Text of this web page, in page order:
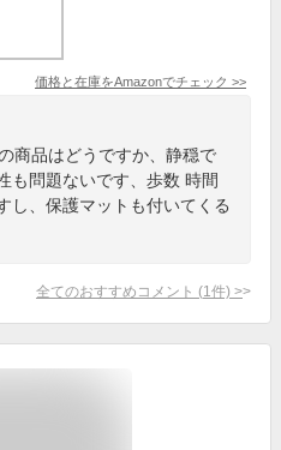
価格と在庫をAmazonでチェック >>
商品はどうですか、静穏で
も問題ないです、歩数 時間
し、保護マットも付いてくる
全てのおすすめコメント (1 件) >